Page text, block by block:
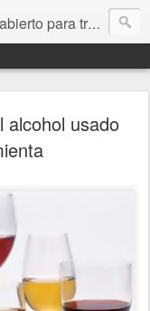
derechos, calidad de vida. Estamos gobernados, pero queremos una calidad mayor en la política.
alcohol usado